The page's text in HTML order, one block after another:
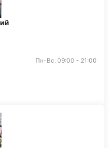
Пн-Вс: 09:00 - 21:00